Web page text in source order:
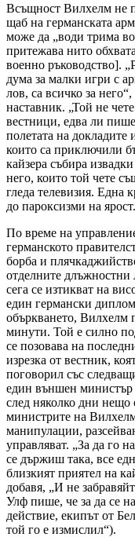
Всъщност Вилхелм не
щаб на германската
може да „води трима
притежава нито
военно ръководство].
дума за малки игри с
лов, са всичко за
наставник. „Той не
вестници, едва ли
полетата на докладите
които са приключили
кайзера събира
него, които той чете
гледа телевизия. Една
до пароксизми на ярост.
По време на
германското
борба и
отделните
сега се изтикват на
един германски
объркването, Вилхелм
минути. Той е силно
се позовава на
изрезка от вестник,
поговорил със
един външен министър
след няколко дни нещо
министрите на
манипулации,
управляват. „За да го
се държиш така, все
близкият приятел на
добавя, „И не
Улф пише, че за да се
действие, екипът от
той го е измислил“).